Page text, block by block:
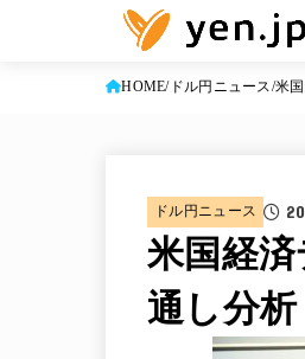
HOME ドル円ニュース 米
ドル円ニュース
米国経
通し分析